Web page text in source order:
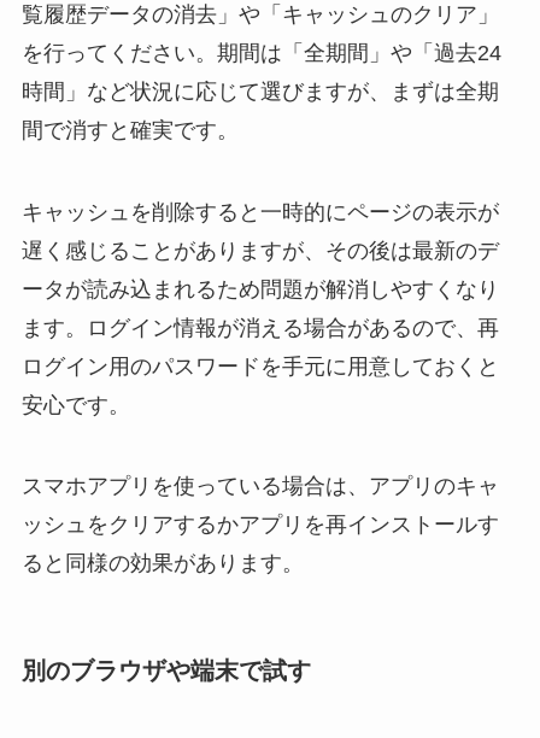
覧履歴データの消去」や「キャッシュのクリア」
を行ってください。期間は「全期間」や「過去24
時間」など状況に応じて選びますが、まずは全期
間で消すと確実です。
キャッシュを削除すると一時的にページの表示が
遅く感じることがありますが、その後は最新のデ
ータが読み込まれるため問題が解消しやすくなり
ます。ログイン情報が消える場合があるので、再
ログイン用のパスワードを手元に用意しておくと
安心です。
スマホアプリを使っている場合は、アプリのキャ
ッシュをクリアするかアプリを再インストールす
ると同様の効果があります。
別のブラウザや端末で試す